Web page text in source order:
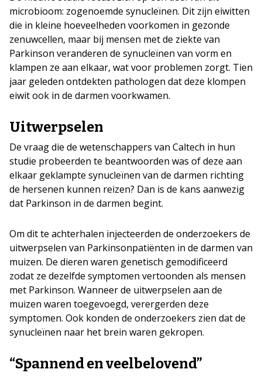
microbioom: zogenoemde synucleïnen. Dit zijn eiwitten
die in kleine hoeveelheden voorkomen in gezonde
zenuwcellen, maar bij mensen met de ziekte van
Parkinson veranderen de synucleïnen van vorm en
klampen ze aan elkaar, wat voor problemen zorgt. Tien
jaar geleden ontdekten pathologen dat deze klompen
eiwit ook in de darmen voorkwamen.
Uitwerpselen
De vraag die de wetenschappers van Caltech in hun
studie probeerden te beantwoorden was of deze aan
elkaar geklampte synucleïnen van de darmen richting
de hersenen kunnen reizen? Dan is de kans aanwezig
dat Parkinson in de darmen begint.
Om dit te achterhalen injecteerden de onderzoekers de
uitwerpselen van Parkinsonpatiënten in de darmen van
muizen. De dieren waren genetisch gemodificeerd
zodat ze dezelfde symptomen vertoonden als mensen
met Parkinson. Wanneer de uitwerpselen aan de
muizen waren toegevoegd, verergerden deze
symptomen. Ook konden de onderzoekers zien dat de
synucleïnen naar het brein waren gekropen.
“Spannend en veelbelovend”